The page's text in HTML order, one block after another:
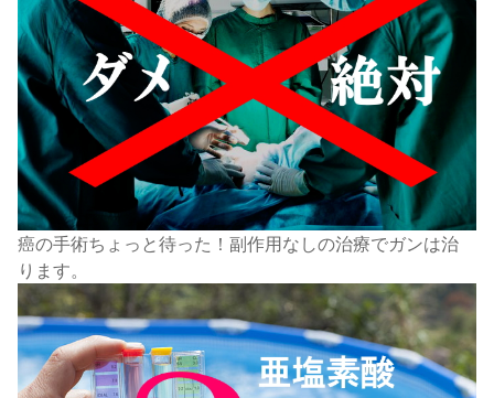
癌の手術ちょっと待った！副作用なしの治療でガンは治
ります。